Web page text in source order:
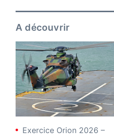
A découvrir
Exercice Orion 2026 –